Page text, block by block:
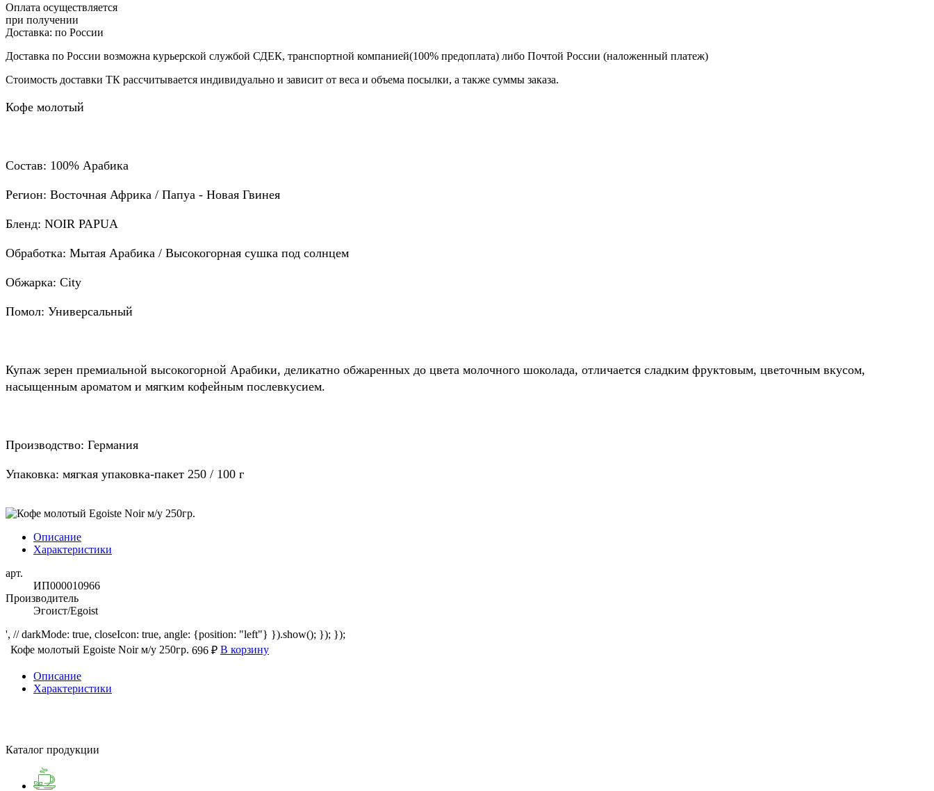
Оплата осуществляется
при получении
Доставка: по России
Доставка по России возможна курьерской службой СДЕК, транспортной компанией(100% предоплата) либо Почтой России (наложенный платеж)
Стоимость доставки ТК рассчитывается индивидуально и зависит от веса и объема посылки, а также суммы заказа.
Кофе молотый
Состав: 100% Арабика
Регион: Восточная Африка / Папуа - Новая Гвинея
Бленд: NOIR PAPUA
Обработка: Мытая Арабика / Высокогорная сушка под солнцем
Обжарка: City
Помол: Универсальный
Купаж зерен премиальной высокогорной Арабики, деликатно обжаренных до цвета молочного шоколада, отличается сладким фруктовым, цветочным вкусом,
насыщенным ароматом и мягким кофейным послевкусием.
Производство: Германия
Упаковка: мягкая упаковка-пакет 250 / 100 г
Описание
Характеристики
арт.
ИП000010966
Производитель
Эгоист/Egoist
', // darkMode: true, closeIcon: true, angle: {position: "left"} }).show(); }); });
Кофе молотый Egoiste Noir м/у 250гр. 696 ₽ В корзину
Описание
Характеристики
Каталог продукции